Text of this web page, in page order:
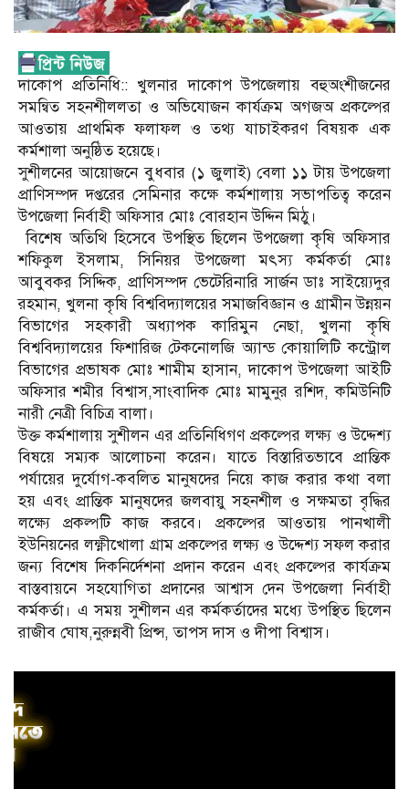
দাকোপ প্রতিনিধি:: খুলনার দাকোপ উপজেলায় বহুঅংশীজনের
সমন্বিত সহনশীললতা ও অভিযোজন কার্যক্রম অগজঅ প্রকল্পের
আওতায় প্রাথমিক ফলাফল ও তথ্য যাচাইকরণ বিষয়ক এক
কর্মশালা অনুষ্ঠিত হয়েছে।
সুশীলনের আয়োজনে বুধবার (১ জুলাই) বেলা ১১ টায় উপজেলা
প্রাণিসম্পদ দপ্তরের সেমিনার কক্ষে কর্মশালায় সভাপতিত্ব করেন
উপজেলা নির্বাহী অফিসার মোঃ বোরহান উদ্দিন মিঠু।
‎ বিশেষ অতিথি হিসেবে উপস্থিত ছিলেন উপজেলা কৃষি অফিসার
শফিকুল ইসলাম, সিনিয়র উপজেলা মৎস্য কর্মকর্তা মোঃ
আবুবকর সিদ্দিক, প্রাণিসম্পদ ভেটেরিনারি সার্জন ডাঃ সাইয়্যেদুর
রহমান, খুলনা কৃষি বিশ্ববিদ্যালয়ের সমাজবিজ্ঞান ও গ্রামীন উন্নয়ন
বিভাগের সহকারী অধ্যাপক কারিমুন নেছা, খুলনা কৃষি
বিশ্ববিদ্যালয়ের ফিশারিজ টেকনোলজি অ্যান্ড কোয়ালিটি কন্ট্রোল
বিভাগের প্রভাষক মোঃ শামীম হাসান, দাকোপ উপজেলা আইটি
অফিসার শমীর বিশ্বাস,সাংবাদিক মোঃ মামুনুর রশিদ, কমিউনিটি
নারী নেত্রী বিচিত্র বালা।
উক্ত কর্মশালায় সুশীলন এর প্রতিনিধিগণ প্রকল্পের লক্ষ্য ও উদ্দেশ্য
বিষয়ে সম্যক আলোচনা করেন। যাতে বিস্তারিতভাবে প্রান্তিক
পর্যায়ের দুর্যোগ-কবলিত মানুষদের নিয়ে কাজ করার কথা বলা
হয় এবং প্রান্তিক মানুষদের জলবায়ু সহনশীল ও সক্ষমতা বৃদ্ধির
লক্ষ্যে প্রকল্পটি কাজ করবে। প্রকল্পের আওতায় পানখালী
ইউনিয়নের লক্ষ্ণীখোলা গ্রাম প্রকল্পের লক্ষ্য ও উদ্দেশ্য সফল করার
জন্য বিশেষ দিকনির্দেশনা প্রদান করেন এবং প্রকল্পের কার্যক্রম
বাস্তবায়নে সহযোগিতা প্রদানের আশ্বাস দেন উপজেলা নির্বাহী
কর্মকর্তা। এ সময় সুশীলন এর কর্মকর্তাদের মধ্যে উপস্থিত ছিলেন
রাজীব ঘোষ,নুরুন্নবী প্রিন্স, তাপস দাস ও দীপা বিশ্বাস।